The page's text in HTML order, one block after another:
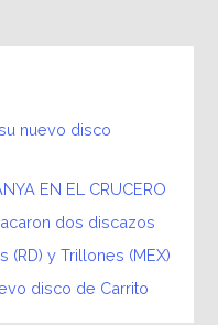
nuevo disco
EN EL CRUCERO
dos discazos
(RD) y Trillones (MEX)
disco de Carrito